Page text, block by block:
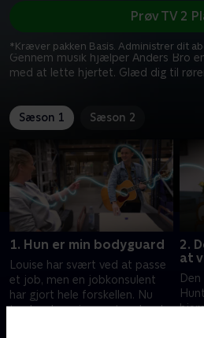
Gennem musik hjælper Anders Bro
med at lette hjertet. Glæd dig til
Prøv TV 2
*Kræver pakken Basis. Administrer dit
Sæson 1 Sæson 2
1. Hun er min bodyguard
Louise har svært ved at passe
et job, men en jobkonsulent
har gjort hele forskellen. Nu
trodser hun sin angst og bryder
2.
at